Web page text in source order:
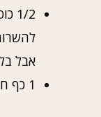
1/
אבל
1 כף חמאה